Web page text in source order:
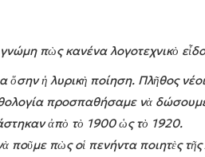
γνώμη πὼς κανένα λογοτεχνικὸ
ὅσην ἡ λυρικὴ ποίηση. Πλῆθος
προσπαθήσαμε νὰ
ἀπὸ τὸ 1900 ὡς τὸ 1920.
πὼς οἱ πενήντα ποιητὲς τῆς